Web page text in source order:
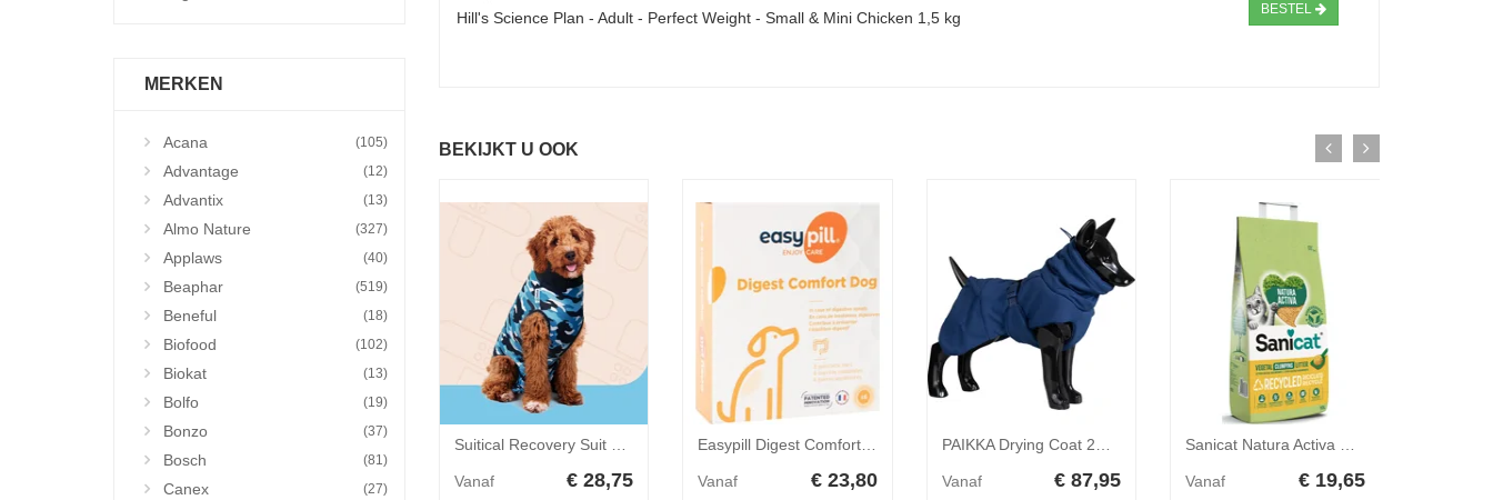
MERKEN
Acana (105)
Advantage (12)
Advantix (13)
Almo Nature (327)
Applaws (40)
Beaphar (519)
Beneful (18)
Biofood (102)
Biokat (13)
Bolfo (19)
Bonzo (37)
Bosch (81)
Canex (27)
Hill's Science Plan - Adult - Perfect Weight - Small & Mini Chicken 1,5 kg BESTEL
BEKIJKT U OOK
Vanaf € 28,75 Vanaf € 23,80 Vanaf € 87,95 Vanaf € 19,65